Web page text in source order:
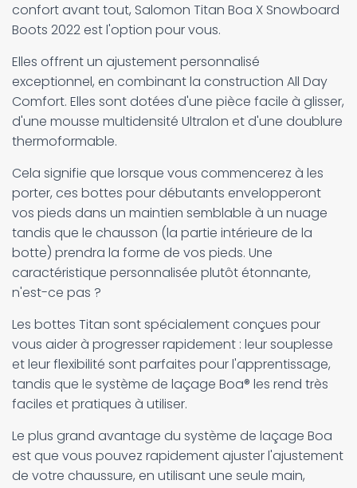
confort avant tout, Salomon Titan Boa X Snowboard
Boots 2022 est l'option pour vous.
Elles offrent un ajustement personnalisé
exceptionnel, en combinant la construction All Day
Comfort. Elles sont dotées d'une pièce facile à glisser,
d'une mousse multidensité Ultralon et d'une doublure
thermoformable.
Cela signifie que lorsque vous commencerez à les
porter, ces bottes pour débutants envelopperont
vos pieds dans un maintien semblable à un nuage
tandis que le chausson (la partie intérieure de la
botte) prendra la forme de vos pieds. Une
caractéristique personnalisée plutôt étonnante,
n'est-ce pas ?
Les bottes Titan sont spécialement conçues pour
vous aider à progresser rapidement : leur souplesse
et leur flexibilité sont parfaites pour l'apprentissage,
tandis que le système de laçage Boa® les rend très
faciles et pratiques à utiliser.
Le plus grand avantage du système de laçage Boa
est que vous pouvez rapidement ajuster l'ajustement
de votre chaussure, en utilisant une seule main,